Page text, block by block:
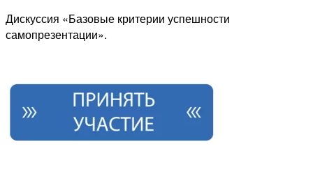
Дискуссия «Базовые критерии успешности
самопрезентации».